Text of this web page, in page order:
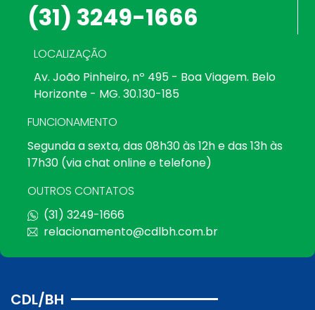
(31) 3249-1666
LOCALIZAÇÃO
Av. João Pinheiro, nº 495 - Boa Viagem. Belo
Horizonte - MG. 30.130-185
FUNCIONAMENTO
Segunda a sexta, das 08h30 às 12h e das 13h às
17h30 (via chat online e telefone)
OUTROS CONTATOS
(31) 3249-1666
relacionamento@cdlbh.com.br
CDL/BH